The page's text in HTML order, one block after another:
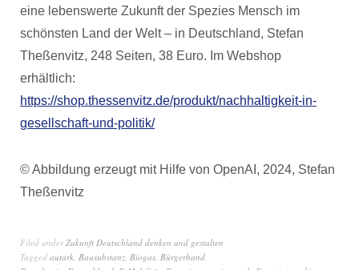
eine lebenswerte Zukunft der Spezies Mensch im
schönsten Land der Welt – in Deutschland, Stefan
Theßenvitz, 248 Seiten, 38 Euro. Im Webshop
erhältlich:
https://shop.thessenvitz.de/produkt/nachhaltigkeit-in-
gesellschaft-und-politik/
© Abbildung erzeugt mit Hilfe von OpenAI, 2024, Stefan
Theßenvitz
Filed underZukunft Deutschland denken und gestalten
Tagged autark, Bausubstanz, Biogas, Bürgerhand,